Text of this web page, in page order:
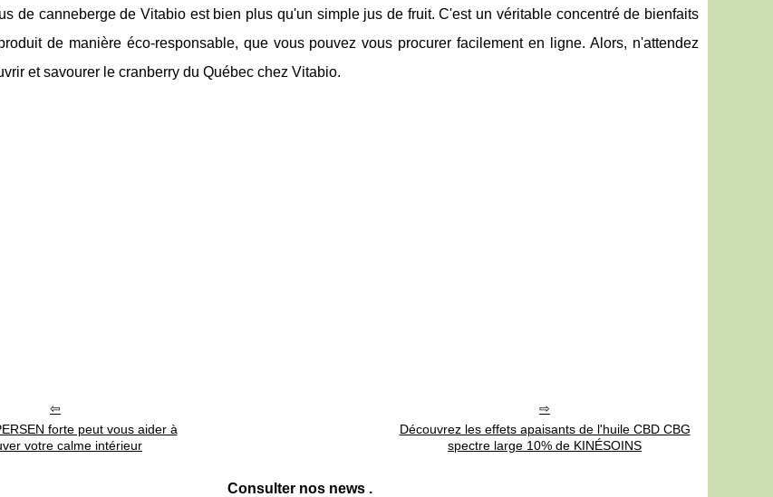
de canneberge de Vitabio est bien plus qu'un simple jus de fruit. C'est un véritable concentré de bienfaits
de manière éco-responsable, que vous pouvez vous procurer facilement en ligne. Alors, n'attendez
et savourer le cranberry du Québec chez Vitabio.
forte peut vous aider à
votre calme intérieur
Découvrez les effets apaisants de l'huile CBD CBG
spectre large 10% de KINÉSOINS
Consulter nos news .